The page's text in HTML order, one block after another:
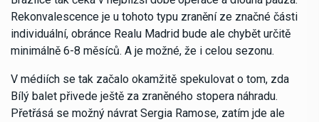
Rekonvalescence je u tohoto typu zranění ze značné části
individuální, obránce Realu Madrid bude ale chybět určitě
minimálně 6-8 měsíců. A je možné, že i celou sezonu.
V médiích se tak začalo okamžitě spekulovat o tom, zda
Bílý balet přivede ještě za zraněného stopera náhradu.
Přetřásá se možný návrat Sergia Ramose, zatím jde ale